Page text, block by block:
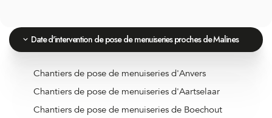
Date d'intervention de pose de menuiseries proches de Malines
Chantiers de pose de menuiseries d'Anvers
Chantiers de pose de menuiseries d'Aartselaar
Chantiers de pose de menuiseries de Boechout